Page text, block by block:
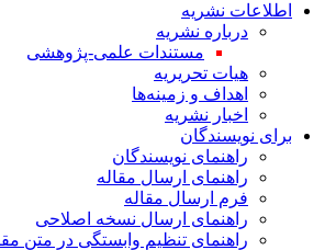
اطلاعات نشریه
درباره نشریه
مستندات علمی-پژوهشی
هیات تحریریه
اهداف و زمینه‌ها
اخبار نشریه
برای نویسندگان
راهنمای نویسندگان
راهنمای ارسال مقاله
فرم ارسال مقاله
راهنمای ارسال نسخه اصلاحی
راهنمای تنظیم وابستگی در متن